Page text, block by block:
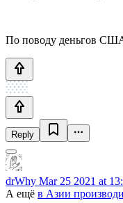
По поводу деньгов
Reply
drWhy Mar 25 2021 at
А ещё в Азии